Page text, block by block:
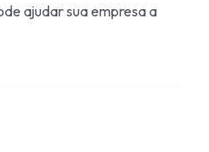
ajudar sua empresa a